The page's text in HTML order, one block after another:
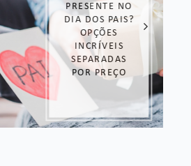
PRESENTE NO
DIA DOS PAIS?
OPÇÕES
INCRÍVEIS
SEPARADAS
POR PREÇO